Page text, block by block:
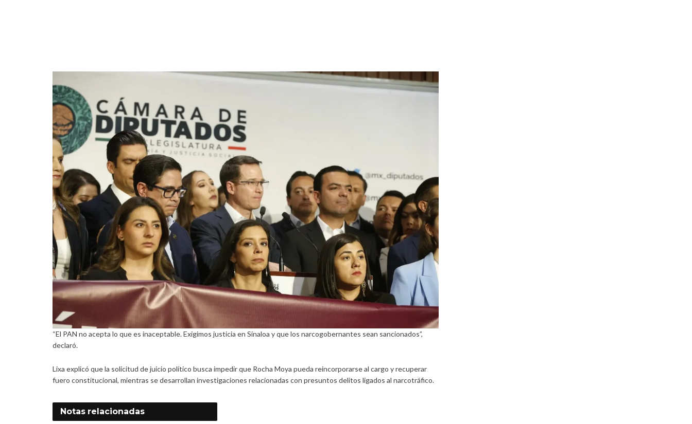
“El PAN no acepta lo que es inaceptable. Exigimos justicia en Sinaloa y que los narcogobernantes sean sancionados”,
declaró.
Lixa explicó que la solicitud de juicio político busca impedir que Rocha Moya pueda reincorporarse al cargo y recuperar
fuero constitucional, mientras se desarrollan investigaciones relacionadas con presuntos delitos ligados al narcotráfico.
Notas relacionadas